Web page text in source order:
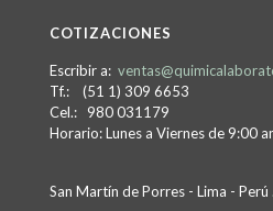
COTIZACIONES
Escribir a:
Tf.: (51 1) 309 6653
Cel.: 980 031179
Horario: Lunes a Viernes de 9:00
San Martín de Porres - Lima - Perú .